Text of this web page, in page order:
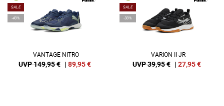
SALE
-40%
VANTAGE NITRO
UVP 149,95 € | 89,95€
SALE
-30%
VARION II JR
UVP 39,95 € | 27,95€